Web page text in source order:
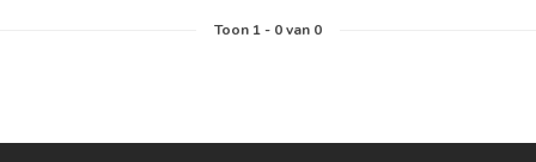
Toon 1- 0van 0